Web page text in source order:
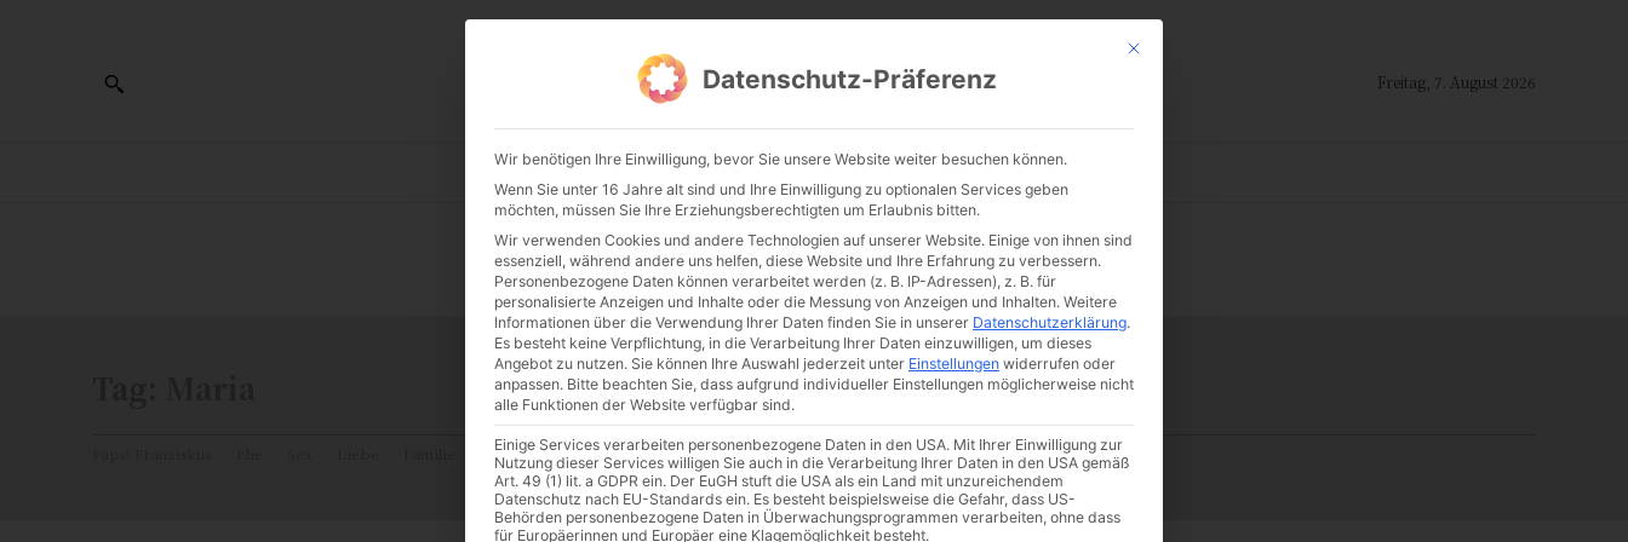
CATHWALK.DE Freitag, 7. August 2026
ALTE MESSE GLAUBE KULTUR FRÖMMIGKEIT TRADITION
Katholizismus Franziskus 50 Jahre Humanae vitae Katholische Kirche
Mit diesem Button wird der Dialog geschlossen. Seine Funktionalität ist
Datenschutz-Präferenz
Wir benötigen Ihre Einwilligung, bevor Sie unsere Website weiter besuchen können.
Wenn Sie unter 16 Jahre alt sind und Ihre Einwilligung zu optionalen Services geben
möchten, müssen Sie Ihre Erziehungsberechtigten um Erlaubnis bitten.
Wir verwenden Cookies und andere Technologien auf unserer Website. Einige von ihnen sind
essenziell, während andere uns helfen, diese Website und Ihre Erfahrung zu verbessern.
Personenbezogene Daten können verarbeitet werden (z. B. IP-Adressen), z. B. für
personalisierte Anzeigen und Inhalte oder die Messung von Anzeigen und Inhalten. Weitere
Informationen über die Verwendung Ihrer Daten finden Sie in unserer Datenschutzerklärung.
Es besteht keine Verpflichtung, in die Verarbeitung Ihrer Daten einzuwilligen, um dieses
Angebot zu nutzen. Sie können Ihre Auswahl jederzeit unter Einstellungen widerrufen oder
anpassen. Bitte beachten Sie, dass aufgrund individueller Einstellungen möglicherweise nicht
alle Funktionen der Website verfügbar sind.
Einige Services verarbeiten personenbezogene Daten in den USA. Mit Ihrer Einwilligung zur
Nutzung dieser Services willigen Sie auch in die Verarbeitung Ihrer Daten in den USA gemäß
Art. 49 (1) lit. a GDPR ein. Der EuGH stuft die USA als ein Land mit unzureichendem
Datenschutz nach EU-Standards ein. Es besteht beispielsweise die Gefahr, dass US-
Behörden personenbezogene Daten in Überwachungsprogrammen verarbeiten, ohne dass
für Europäerinnen und Europäer eine Klagemöglichkeit besteht.